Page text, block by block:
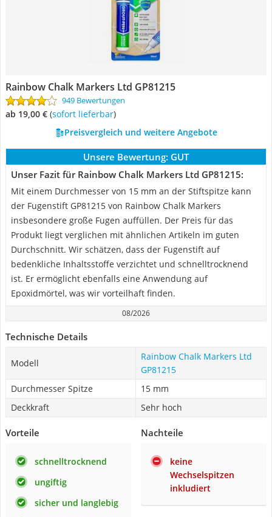
Rainbow Chalk Markers Ltd GP81215
949 Bewertungen
ab 19,00 € ( Sofort lieferbar)
Preisvergleich und weitere Angebote
Unsere Bewertung: GUT
Unser Fazit für Rainbow Chalk Markers Ltd GP81215:
Mit einem Durchmesser von 15 mm an der Stiftspitze kann
der Fugenstift GP81215 von Rainbow Chalk Markers
insbesondere große Fugen auffüllen. Der Preis für das
Produkt liegt verglichen mit ähnlichen Artikeln im guten
Durchschnitt. Wir schätzen, dass der Fugenstift auf
bedenkliche Inhaltsstoffe verzichtet und schnelltrocknend
ist. Er ermöglicht ebenfalls eine Anwendung auf
Epoxidmörtel, was wir vorteilhaft finden.
08/2026
Technische Details
Modell
Rainbow Chalk Markers Ltd
GP81215
Durchmesser Spitze
15 mm
Deckkraft
Sehr hoch
Vorteile
schnelltrocknend
ungiftig
sicher und langlebig
Nachteile
keine
Wechselspitzen
inkludiert